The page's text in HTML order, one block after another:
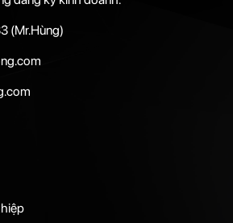
(Mr.Hùng)